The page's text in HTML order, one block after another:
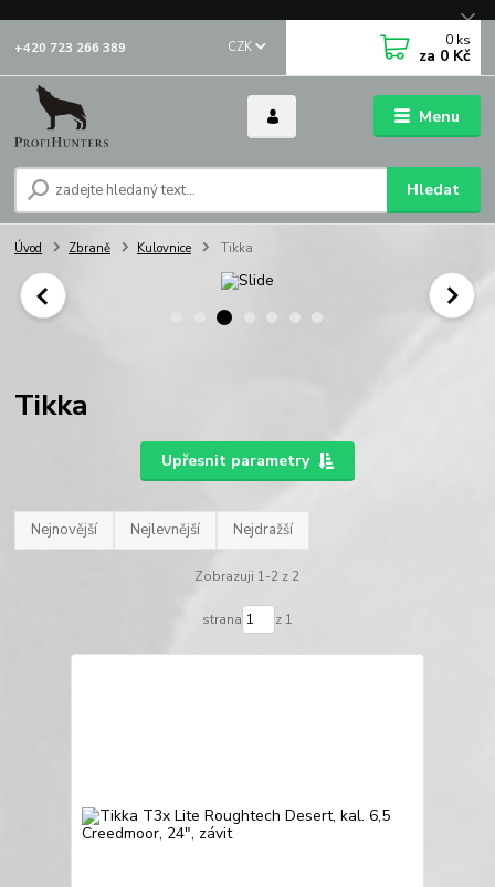
Menu
CZK
Hledat
+420 723 266 389 0 ks
za 0 Kč
Úvod Zbraně Kulovnice Tikka
Tikka
Upřesnit parametry
Nejnovější Nejlevnější Nejdražší
Zobrazuji 1-2 z 2
strana z 1